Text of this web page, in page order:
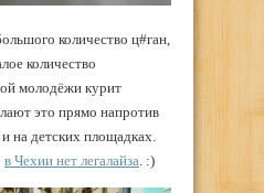
количество ц#ган,
количество
молодёжи курит
это прямо напротив
на детских площадках.
в Чехии нет легалайза. :)